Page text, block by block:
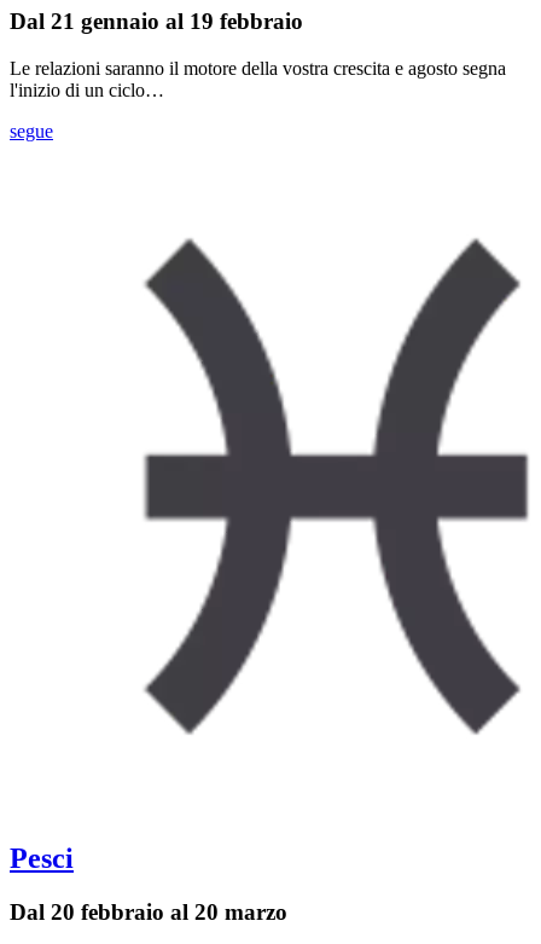
Dal 21 gennaio al 19 febbraio
Le relazioni saranno il motore della vostra crescita e agosto segna
l'inizio di un ciclo…
segue
Pesci
Dal 20 febbraio al 20 marzo